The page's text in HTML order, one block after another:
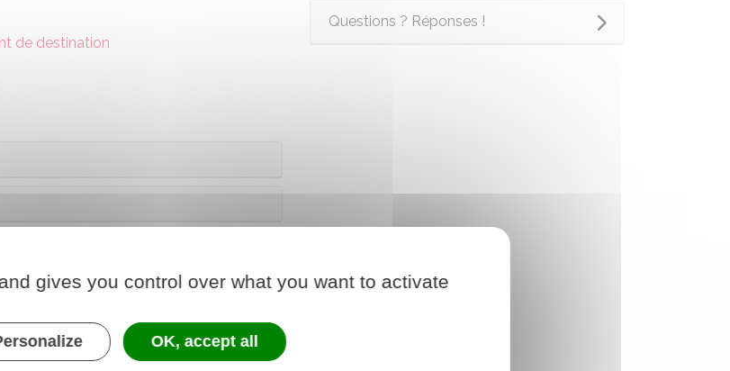
de destination
Questions ? Réponses !
gives you control over what you want to activate
OK, accept all